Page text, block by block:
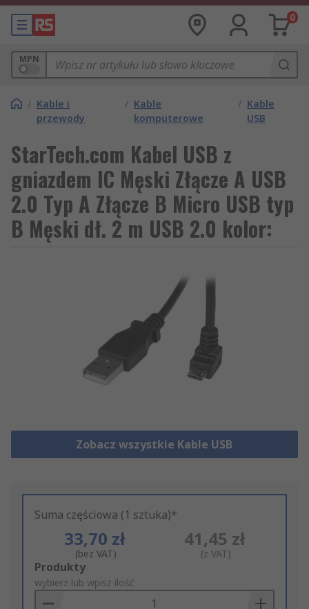
0
MPN
/ Kable i
przewody
/ Kable
komputerowe
/ Kable
USB
StarTech.com Kabel USB z
gniazdem IC Męski Złącze A USB
2.0 Typ A Złącze B Micro USB typ
B Męski dł. 2 m USB 2.0 kolor:
Zobacz wszystkie Kable USB
Suma częściowa (1 sztuka)*
33,70 zł
(bez VAT)
41,45 zł
(z VAT)
Add
to
Basket
Produkty
wybierz lub wpisz ilość